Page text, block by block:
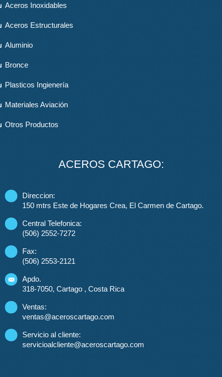
Aceros Inoxidables
Aceros Estructurales
Aluminio
Bronce
Plasticos Ingienería
Materiales Aviación
Otros Productos
ACEROS CARTAGO:
Direccion:
150 mtrs Este de Hogares Crea, El Carmen de Cartago.
Central Telefonica:
(506) 2552-7272
Fax:
(506) 2553-2121
Apdo.
318-7050, Cartago , Costa Rica
Ventas:
ventas@aceroscartago.com
Servicio al cliente:
servicioalcliente@aceroscartago.com